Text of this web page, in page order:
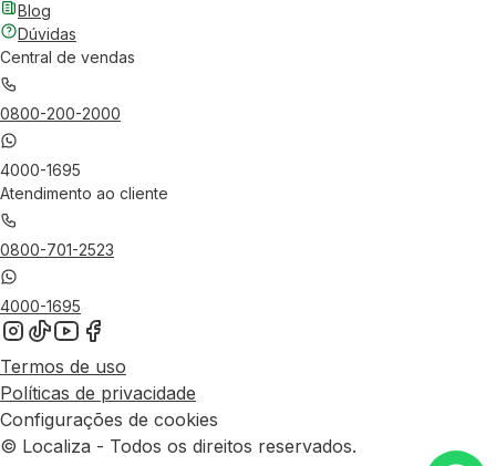
Blog
Dúvidas
Central de vendas
0800-200-2000
4000-1695
Atendimento ao cliente
0800-701-2523
4000-1695
Termos de uso
Políticas de privacidade
Configurações de cookies
© Localiza - Todos os direitos reservados.